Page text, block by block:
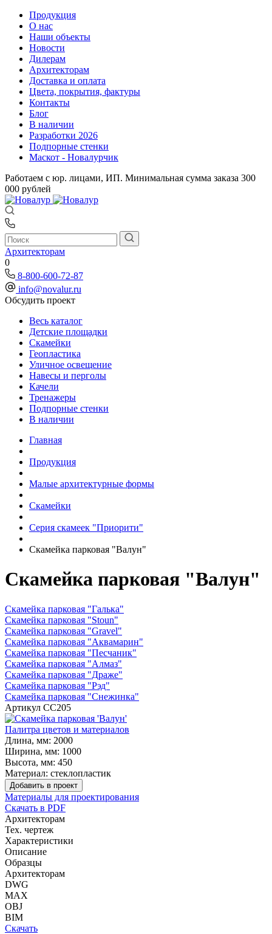
Продукция
О нас
Наши объекты
Новости
Дилерам
Архитекторам
Доставка и оплата
Цвета, покрытия, фактуры
Контакты
Блог
В наличии
Разработки 2026
Подпорные стенки
Маскот - Новалурчик
Работаем с юр. лицами, ИП. Минимальная сумма заказа 300
000 рублей
Архитекторам
0
8-800-600-72-87
info@novalur.ru
Обсудить проект
Весь каталог
Детские площадки
Скамейки
Геопластика
Уличное освещение
Навесы и перголы
Качели
Тренажеры
Подпорные стенки
В наличии
Главная
Продукция
Малые архитектурные формы
Скамейки
Серия скамеек "Приорити"
Скамейка парковая "Валун"
Скамейка парковая "Валун"
Скамейка парковая "Галька"
Скамейка парковая "Stoun"
Скамейка парковая "Gravel"
Скамейка парковая "Аквамарин"
Скамейка парковая "Песчаник"
Скамейка парковая "Алмаз"
Скамейка парковая "Драже"
Скамейка парковая "Рэд"
Скамейка парковая "Снежинка"
Артикул СС205
Палитра цветов и материалов
Длина, мм: 2000
Ширина, мм: 1000
Высота, мм: 450
Материал: стеклопластик
Добавить в проект
Материалы для проектирования
Скачать в PDF
Архитекторам
Тех. чертеж
Характеристики
Описание
Образцы
Архитекторам
DWG
MAX
OBJ
BIM
Скачать